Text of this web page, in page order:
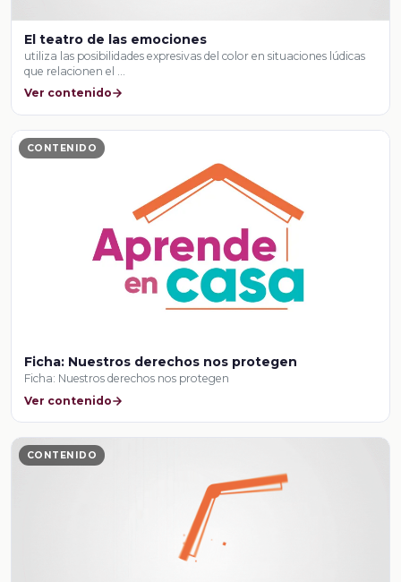
El teatro de las emociones
utiliza las posibilidades expresivas del color en situaciones lúdicas
que relacionen el …
Ver contenido
CONTENIDO
Ficha: Nuestros derechos nos protegen
Ficha: Nuestros derechos nos protegen
Ver contenido
CONTENIDO